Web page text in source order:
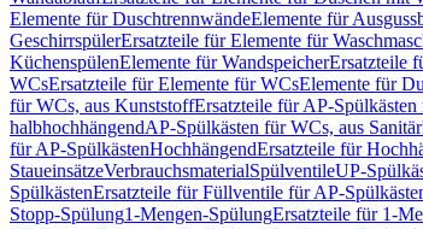
Elemente für DuschtrennwändeElemente für
GeschirrspülerErsatzteile für Elemente für
KüchenspülenElemente für WandspeicherErsatzteile
WCsErsatzteile für Elemente für WCsElemente für
für WCs, aus KunststoffErsatzteile für AP-
halbhochhängendAP-Spülkästen für WCs, aus
für AP-SpülkästenHochhängendErsatzteile für
StaueinsätzeVerbrauchsmaterialSpülventileUP-
SpülkästenErsatzteile für Füllventile für AP-
Stopp-Spülung1-Mengen-SpülungErsatzteile für 1-